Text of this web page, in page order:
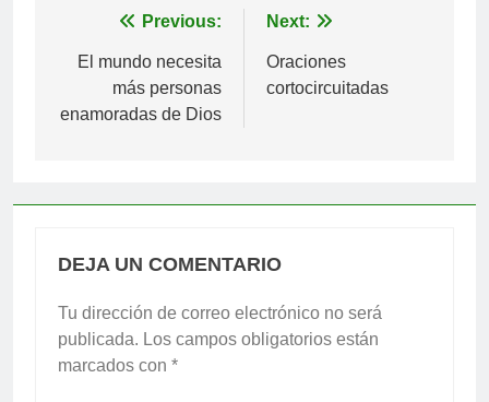
Navegación
de
entradas
Previous:
El mundo necesita
más personas
enamoradas de Dios
Next:
Oraciones
cortocircuitadas
DEJA UN COMENTARIO
Tu dirección de correo electrónico no será
publicada. Los campos obligatorios están
marcados con *